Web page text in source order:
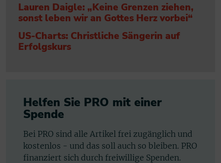
Lauren Daigle: „Keine Grenzen ziehen,
sonst leben wir an Gottes Herz vorbei“
US-Charts: Christliche Sängerin auf
Erfolgskurs
Helfen Sie PRO mit einer
Spende
Bei PRO sind alle Artikel frei zugänglich und
kostenlos - und das soll auch so bleiben. PRO
finanziert sich durch freiwillige Spenden.